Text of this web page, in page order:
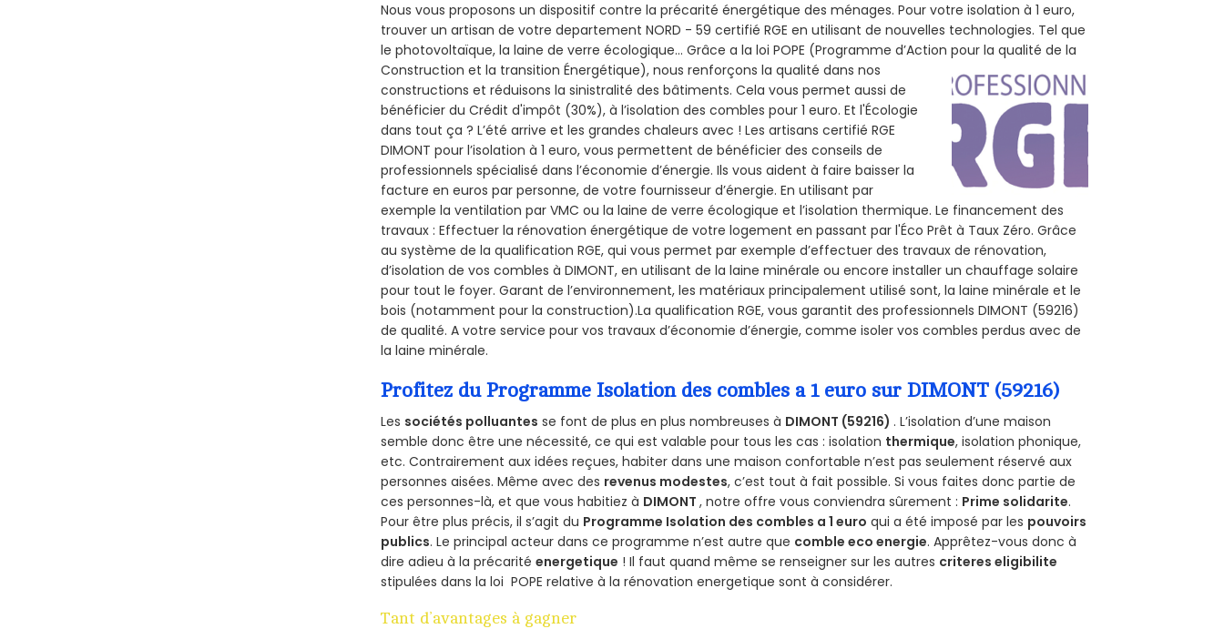
Nous vous proposons un dispositif contre la précarité énergétique des ménages. Pour votre isolation à 1 euro,
trouver un artisan de votre departement NORD - 59 certifié RGE en utilisant de nouvelles technologies. Tel que
le photovoltaïque, la laine de verre écologique... Grâce a la loi POPE (Programme d’Action pour la qualité de la
Construction et la transition Énergétique), nous renforçons la qualité dans nos
constructions et réduisons la sinistralité des bâtiments. Cela vous permet aussi de
bénéficier du Crédit d'impôt (30%), à l’isolation des combles pour 1 euro. Et l'Écologie
dans tout ça ? L’été arrive et les grandes chaleurs avec ! Les artisans certifié RGE
DIMONT pour l’isolation à 1 euro, vous permettent de bénéficier des conseils de
professionnels spécialisé dans l’économie d’énergie. Ils vous aident à faire baisser la
facture en euros par personne, de votre fournisseur d’énergie. En utilisant par
exemple la ventilation par VMC ou la laine de verre écologique et l’isolation thermique. Le financement des
travaux : Effectuer la rénovation énergétique de votre logement en passant par l'Éco Prêt à Taux Zéro. Grâce
au système de la qualification RGE, qui vous permet par exemple d’effectuer des travaux de rénovation,
d’isolation de vos combles à DIMONT, en utilisant de la laine minérale ou encore installer un chauffage solaire
pour tout le foyer. Garant de l’environnement, les matériaux principalement utilisé sont, la laine minérale et le
bois (notamment pour la construction).La qualification RGE, vous garantit des professionnels DIMONT (59216)
de qualité. A votre service pour vos travaux d’économie d’énergie, comme isoler vos combles perdus avec de
la laine minérale.
Profitez du Programme Isolation des combles a 1 euro sur DIMONT (59216)
Les sociétés polluantes se font de plus en plus nombreuses à DIMONT (59216) . L’isolation d’une maison
semble donc être une nécessité, ce qui est valable pour tous les cas : isolation thermique, isolation phonique,
etc. Contrairement aux idées reçues, habiter dans une maison confortable n’est pas seulement réservé aux
personnes aisées. Même avec des revenus modestes, c’est tout à fait possible. Si vous faites donc partie de
ces personnes-là, et que vous habitiez à DIMONT, notre offre vous conviendra sûrement : Prime solidarite.
Pour être plus précis, il s’agit du Programme Isolation des combles a 1 euro qui a été imposé par les pouvoirs
publics. Le principal acteur dans ce programme n’est autre que comble eco energie. Apprêtez-vous donc à
dire adieu à la précaritéenergetique ! Il faut quand même se renseigner sur les autres criteres eligibilite
stipulées dans la loi POPE relative à la rénovation energetique sont à considérer.
Tant d’avantages à gagner